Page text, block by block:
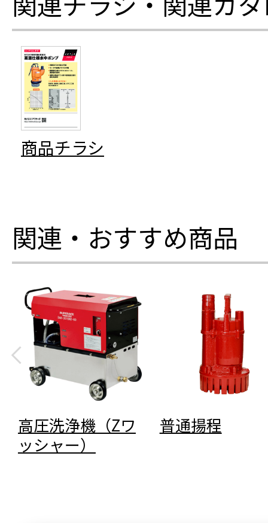
商品チラシ
関連・おすすめ商品
高圧洗浄機（Zワ
ッシャー）
普通揚程